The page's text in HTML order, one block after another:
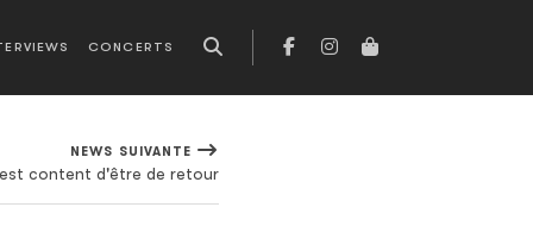
CONCERTS
NEWS SUIVANTE
content d'être de retour